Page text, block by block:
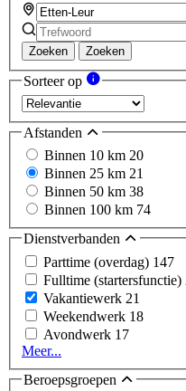
Zoeken Zoeken
Sorteer op
Afstanden
Binnen 10 km 20
Binnen 25 km 21
Binnen 50 km 38
Binnen 100 km 74
Dienstverbanden
Parttime (overdag) 147
Fulltime (startersfunctie)
Vakantiewerk 21
Weekendwerk 18
Avondwerk 17
Meer...
Beroepsgroepen